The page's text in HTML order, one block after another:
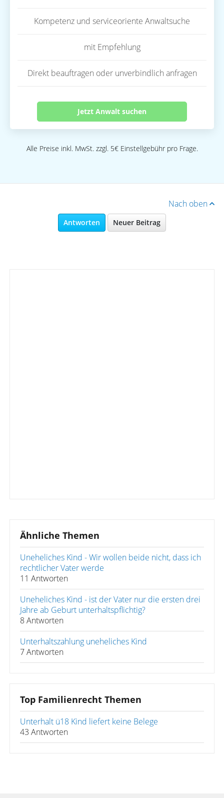
Kompetenz und serviceoriente Anwaltsuche
mit Empfehlung
Direkt beauftragen oder unverbindlich anfragen
Jetzt Anwalt suchen
Alle Preise inkl. MwSt. zzgl. 5€ Einstellgebühr pro Frage.
Nach oben
Antworten Neuer Beitrag
Ähnliche Themen
Uneheliches Kind - Wir wollen beide nicht, dass ich
rechtlicher Vater werde
11 Antworten
Uneheliches Kind - ist der Vater nur die ersten drei
Jahre ab Geburt unterhaltspflichtig?
8 Antworten
Unterhaltszahlung uneheliches Kind
7 Antworten
Top Familienrecht Themen
Unterhalt ü18 Kind liefert keine Belege
43 Antworten